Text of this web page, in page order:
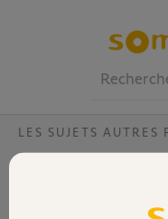
Volet
LES SUJETS AUTRES
remplacement